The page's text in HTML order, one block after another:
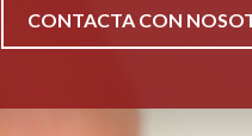
CONTACTA CON